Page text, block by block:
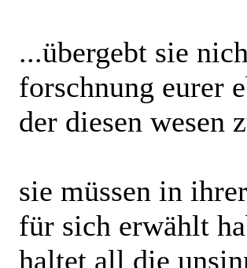
...übergebt sie
forschnung eurer
der diesen wesen
sie müssen in
für sich erwählt
haltet all die